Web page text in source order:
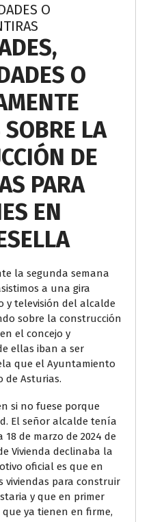
O
O
LA
DE
PARA
EN
la segunda semana
a una gira
y televisión del alcalde
sobre la construcción
el concejo y
ellas iban a ser
que el Ayuntamiento
de Asturias.
si no fuese porque
El señor alcalde tenía
de marzo de 2024 de
Vivienda declinaba la
oficial es que en
viviendas para construir
y que en primer
ya tienen en firme,